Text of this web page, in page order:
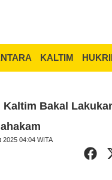
KALTIM
Kaltim Bakal
2025 04:04 WITA